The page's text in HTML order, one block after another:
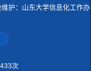
护：山东大学信息化工作办
次